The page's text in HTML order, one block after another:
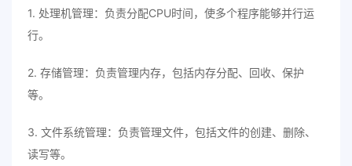
1. 处理机管理：负责分配CPU时间，使多个程序能够并行运
行。
2. 存储管理：负责管理内存，包括内存分配、回收、保护
等。
3. 文件系统管理：负责管理文件，包括文件的创建、删除、
读写等。